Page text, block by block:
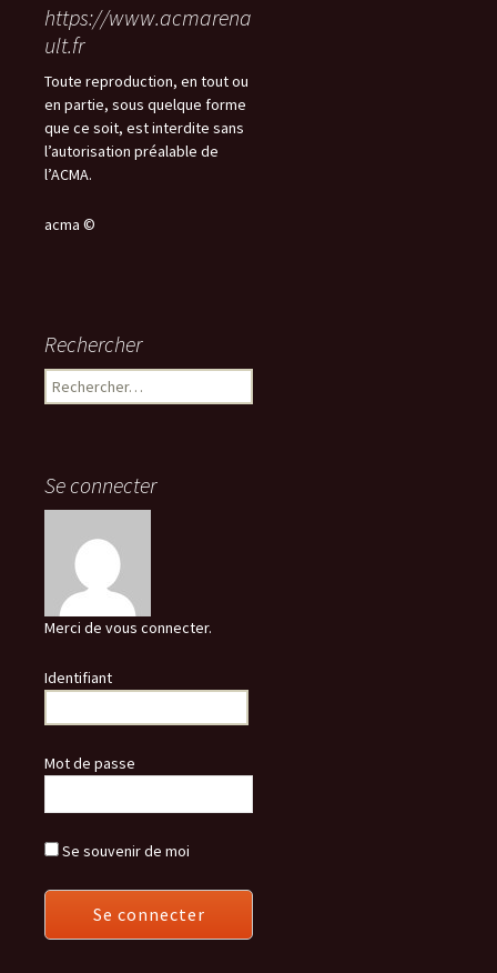
https://www.acmarena
ult.fr
Toute reproduction, en tout ou
en partie, sous quelque forme
que ce soit, est interdite sans
l’autorisation préalable de
l’ACMA.
acma ©
Rechercher
Rechercher :
Se connecter
Merci de vous connecter.
Identifiant
Mot de passe
Se souvenir de moi